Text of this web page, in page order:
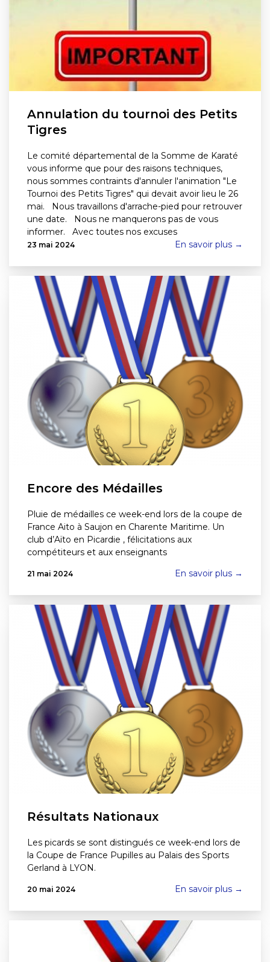
Annulation du tournoi des Petits
Tigres
Le comité départemental de la Somme de Karaté
vous informe que pour des raisons techniques,
nous sommes contraints d'annuler l'animation "Le
Tournoi des Petits Tigres" qui devait avoir lieu le 26
mai. Nous travaillons d'arrache-pied pour retrouver
une date. Nous ne manquerons pas de vous
informer. Avec toutes nos excuses
23 mai 2024 En savoir plus →
Encore des Médailles
Pluie de médailles ce week-end lors de la coupe de
France Aito à Saujon en Charente Maritime. Un
club d’Aïto en Picardie , félicitations aux
compétiteurs et aux enseignants
21 mai 2024 En savoir plus →
Résultats Nationaux
Les picards se sont distingués ce week-end lors de
la Coupe de France Pupilles au Palais des Sports
Gerland à LYON.
20 mai 2024 En savoir plus →